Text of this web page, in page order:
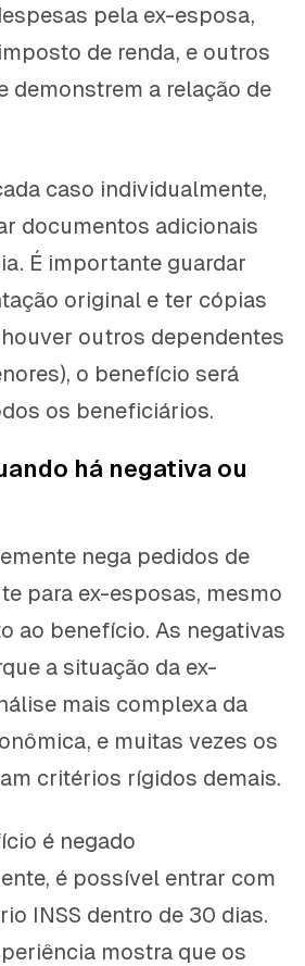
pela ex-esposa,
de renda, e outros
demonstrem a relação de
caso individualmente,
documentos adicionais
É importante guardar
original e ter cópias
houver outros dependentes
o benefício será
os beneficiários.
há negativa ou
nega pedidos de
para ex-esposas, mesmo
ao benefício. As negativas
a situação da ex-
mais complexa da
e muitas vezes os
critérios rígidos demais.
é negado
é possível entrar com
INSS dentro de 30 dias.
mostra que os